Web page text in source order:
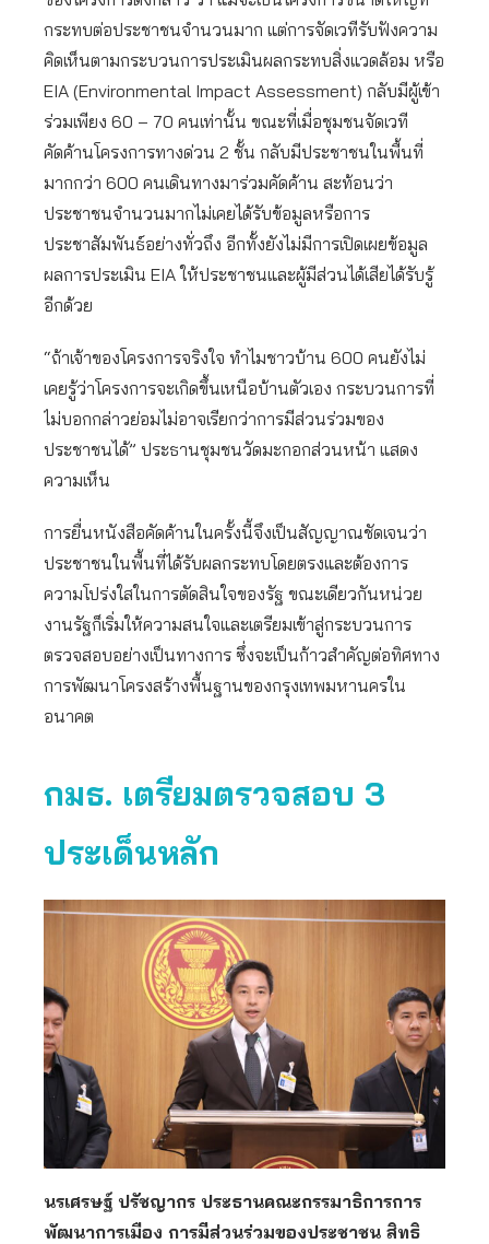
กระทบต่อประชาชนจำนวนมาก แต่การจัดเวทีรับฟังความ
คิดเห็นตามกระบวนการประเมินผลกระทบสิ่งแวดล้อม หรือ
EIA (Environmental Impact Assessment) กลับมีผู้เข้า
ร่วมเพียง 60 – 70 คนเท่านั้น ขณะที่เมื่อชุมชนจัดเวที
คัดค้านโครงการทางด่วน 2 ชั้น กลับมีประชาชนในพื้นที่
มากกว่า 600 คนเดินทางมาร่วมคัดค้าน สะท้อนว่า
ประชาชนจำนวนมากไม่เคยได้รับข้อมูลหรือการ
ประชาสัมพันธ์อย่างทั่วถึง อีกทั้งยังไม่มีการเปิดเผยข้อมูล
ผลการประเมิน EIA ให้ประชาชนและผู้มีส่วนได้เสียได้รับรู้
อีกด้วย
“ถ้าเจ้าของโครงการจริงใจ ทำไมชาวบ้าน 600 คนยังไม่
เคยรู้ว่าโครงการจะเกิดขึ้นเหนือบ้านตัวเอง กระบวนการที่
ไม่บอกกล่าวย่อมไม่อาจเรียกว่าการมีส่วนร่วมของ
ประชาชนได้” ประธานชุมชนวัดมะกอกส่วนหน้า แสดง
ความเห็น
การยื่นหนังสือคัดค้านในครั้งนี้จึงเป็นสัญญาณชัดเจนว่า
ประชาชนในพื้นที่ได้รับผลกระทบโดยตรงและต้องการ
ความโปร่งใสในการตัดสินใจของรัฐ ขณะเดียวกันหน่วย
งานรัฐก็เริ่มให้ความสนใจและเตรียมเข้าสู่กระบวนการ
ตรวจสอบอย่างเป็นทางการ ซึ่งจะเป็นก้าวสำคัญต่อทิศทาง
การพัฒนาโครงสร้างพื้นฐานของกรุงเทพมหานครใน
อนาคต
กมธ. เตรียมตรวจสอบ 3
ประเด็นหลัก
นรเศรษฐ์ ปรัชญากร ประธานคณะกรรมาธิการการ
พัฒนาการเมือง การมีส่วนร่วมของประชาชน สิทธิ